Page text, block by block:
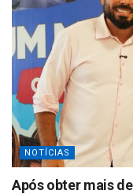
NOTÍCIAS
Após obter mais